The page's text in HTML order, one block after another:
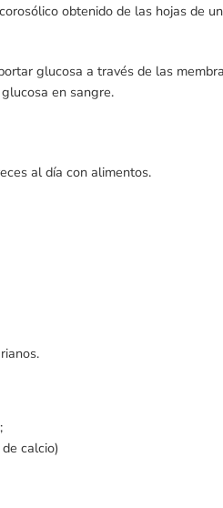
obtenido de las hojas de
glucosa a través de las
en sangre.
al día con alimentos.
calcio)